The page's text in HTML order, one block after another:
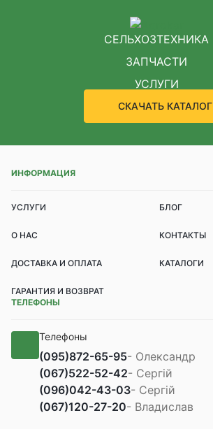
СЕЛЬХОЗТЕХНИКА
ЗАПЧАСТИ
УСЛУГИ
СКАЧАТЬ КАТАЛОГ
ИНФОРМАЦИЯ
УСЛУГИ БЛОГ
О НАС КОНТАКТЫ
ДОСТАВКА И ОПЛАТА КАТАЛОГИ
ГАРАНТИЯ И ВОЗВРАТ
ТЕЛЕФОНЫ
Телефоны
(095)872-65-95- Олександр
(067)522-52-42- Сергій
(096)042-43-03- Сергій
(067)120-27-20- Владислав